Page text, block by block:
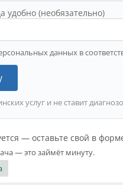
удобно (необязательно)
данных в
услуг и не ставит
— оставьте свой в
— это займёт минуту.